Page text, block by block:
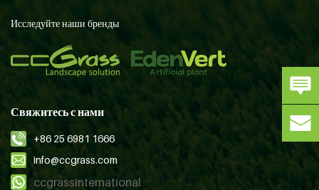
Исследуйте наши бренды
Свяжитесь с нами
+86 25 6981 1666
info@ccgrass.com
ccgrassinternational